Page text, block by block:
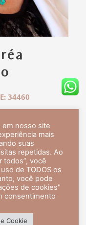
34460
UFRJ.
pela UFRJ, tendo
em 2007.
de Dermatologia,
em nosso site
mais
suas
repetidas. Ao
todos”, você
de TODOS os
você pode
de cookies"
consentimento
Cookie